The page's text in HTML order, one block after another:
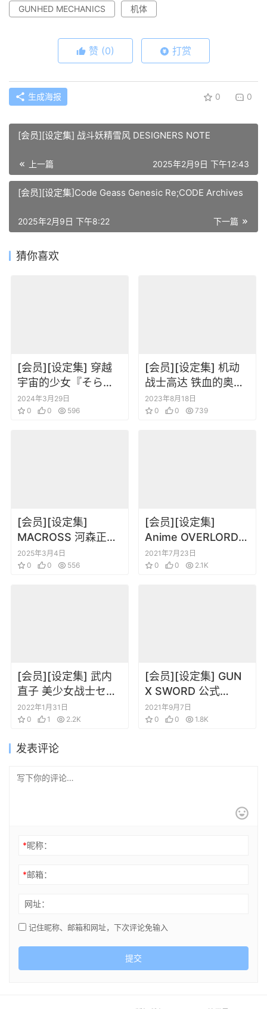
GUNHED MECHANICS 机体
赞 (0) 打赏
生成海报 0 0
[会员][设定集] 战斗妖精雪风 DESIGNERS NOTE
上一篇 2025年2月9日 下午12:43
[会员][设定集]Code Geass Genesic Re;CODE Archives
下一篇
2025年2月9日 下午8:22
猜你喜欢
[会员][设定集] 穿越
宇宙的少女『そらか
け』より愛をこめて!
2024年3月29日
0
0 596
[会员][设定集] 机动
战士高达 铁血的奥尔
芬斯 机械&世界 弐
2023年8月18日
0
0 739
[会员][设定集]
MACROSS 河森正治
DESIGNER`S NOTE
2025年3月4日
0
0 556
[会员][设定集]
Anime OVERLORD
Perfect Setting
Book
2021年7月23日
0
0 2.1K
[会员][设定集] 武内
直子 美少女战士セー
ラームーン設定資料
集
2022年1月31日
0
1 2.2K
[会员][设定集] GUN
X SWORD 公式
Visual Book
2021年9月7日
0
0 1.8K
发表评论
*昵称：
*邮箱：
网址：
记住昵称、邮箱和网址，下次评论免输入
提交